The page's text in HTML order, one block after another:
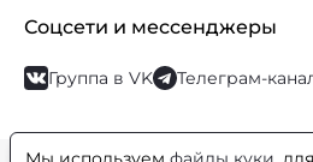
Соцсети и мессенджеры
Группа в VK Телеграм-